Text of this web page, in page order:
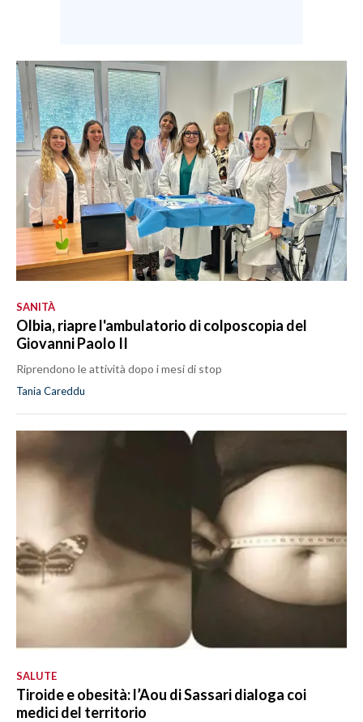
SANITÀ
Olbia, riapre l'ambulatorio di colposcopia del
Giovanni Paolo II
Riprendono le attività dopo i mesi di stop
Tania Careddu
SALUTE
Tiroide e obesità: l’Aou di Sassari dialoga coi
medici del territorio